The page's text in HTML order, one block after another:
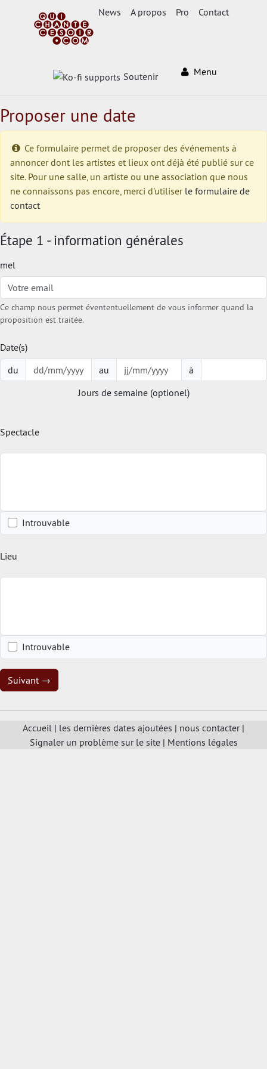
News A propos Pro Contact
Soutenir Menu
Proposer une date
Ce formulaire permet de proposer des événements à
annoncer dont les artistes et lieux ont déjà été publié sur ce
site. Pour une salle, un artiste ou une association que nous
ne connaissons pas encore, merci d'utiliser le formulaire de
contact
Étape 1 - information générales
mel
Ce champ nous permet évententuellement de vous informer quand la
proposition est traitée.
Date(s)
du
au
à
Jours de semaine (optionel)
Spectacle
Introuvable
Lieu
Introuvable
Suivant →
Accueil | les dernières dates ajoutées | nous contacter|
Signaler un problème sur le site| Mentions légales